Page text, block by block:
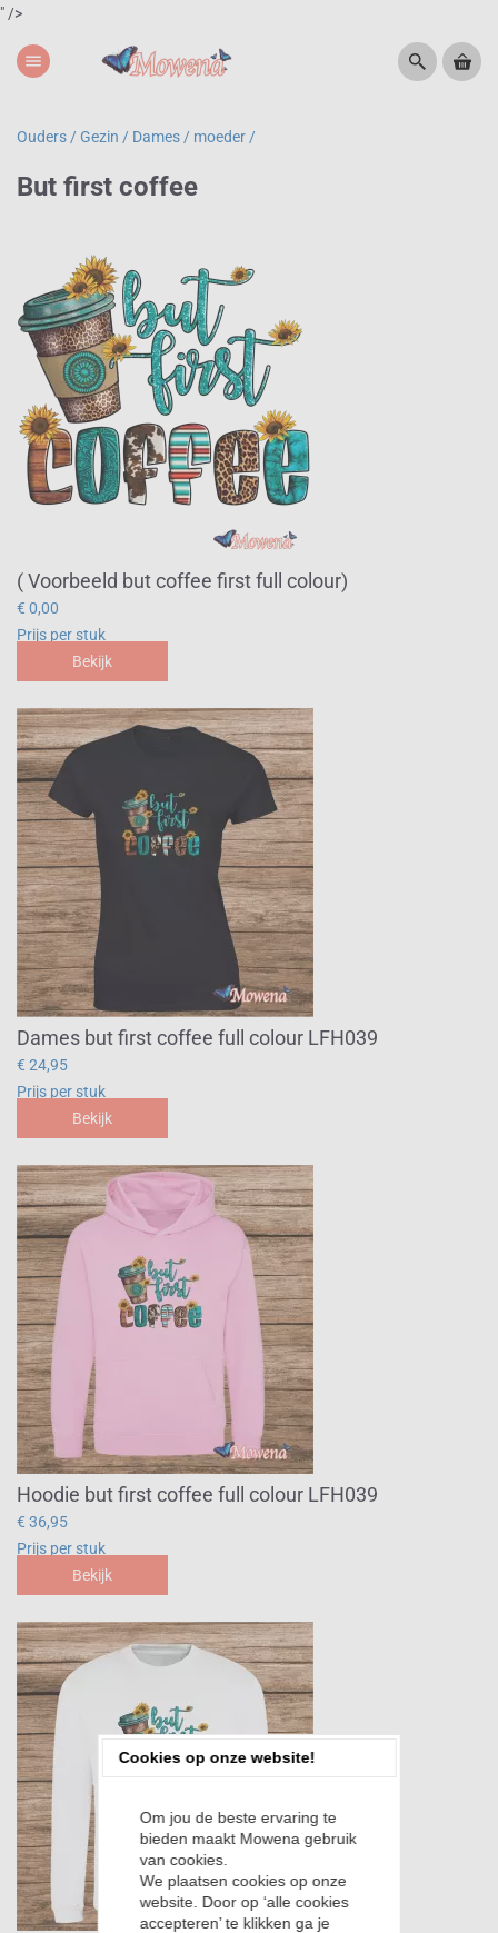
" />
menu
Ouders / Gezin / Dames / moeder /
But first coffee
( Voorbeeld but coffee first full colour)
€ 0,00
Prijs per stuk
Bekijk
Dames but first coffee full colour LFH039
€ 24,95
Prijs per stuk
Bekijk
Hoodie but first coffee full colour LFH039
€ 36,95
Prijs per stuk
Bekijk
Cookies op onze website!
Om jou de beste ervaring te
bieden maakt Mowena gebruik
van cookies.
We plaatsen cookies op onze
website. Door op ‘alle cookies
accepteren’ te klikken ga je